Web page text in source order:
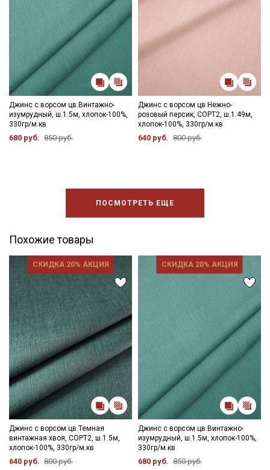
Джинс с ворсом цв.Винтажно-
изумрудный, ш.1.5м, хлопок-100%,
330гр/м.кв
680 руб. 850 руб.
Джинс с ворсом цв.Нежно-
розовый персик, СОРТ2, ш.1.49м,
хлопок-100%, 330гр/м.кв
640 руб. 800 руб.
ПОСМОТРЕТЬ ЕЩЕ
Похожие товары
СКИДКА 20% АКЦИЯ
Джинс с ворсом цв.Темная
винтажная хвоя, СОРТ2, ш.1.5м,
хлопок-100%, 330гр/м.кв
640 руб. 800 руб.
СКИДКА 20% АКЦИЯ
Джинс с ворсом цв.Винтажно-
изумрудный, ш.1.5м, хлопок-100%,
330гр/м.кв
680 руб. 850 руб.
Электронная почта
Подписаться
Ознакомлен(а) с
Политикой обработки персональных
данных